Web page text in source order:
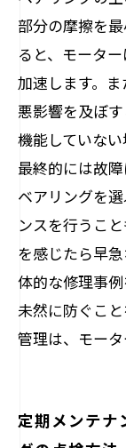
部分の摩擦を
ると、モータ
加速します。
悪影響を及ぼ
機能していな
最終的には故
ベアリングを
ンスを行うこ
を感じたら早
体的な修理事
未然に防ぐこ
管理は、モータ
定期メンテナ